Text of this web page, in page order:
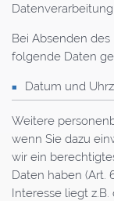
Datenverarbeitung
Bei Absenden
folgende Daten
Datum und
Weitere
wenn Sie dazu
wir ein
Daten haben (Art.
Interesse liegt